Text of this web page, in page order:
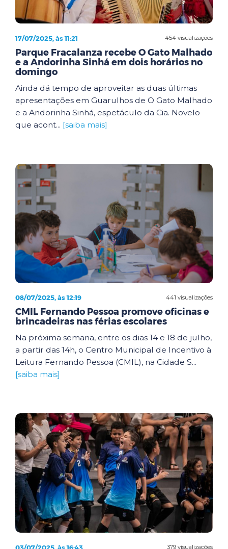
454 visualizações
17/07/2025, às 11:21
Parque Fracalanza recebe O Gato Malhado
e a Andorinha Sinhá em dois horários no
domingo
Ainda dá tempo de aproveitar as duas últimas
apresentações em Guarulhos de O Gato Malhado
e a Andorinha Sinhá, espetáculo da Cia. Novelo
que acont... [saiba mais]
441 visualizações
08/07/2025, às 12:19
CMIL Fernando Pessoa promove oficinas e
brincadeiras nas férias escolares
Na próxima semana, entre os dias 14 e 18 de julho,
a partir das 14h, o Centro Municipal de Incentivo à
Leitura Fernando Pessoa (CMIL), na Cidade S...
[saiba mais]
379 visualizações
03/07/2025, às 16:43